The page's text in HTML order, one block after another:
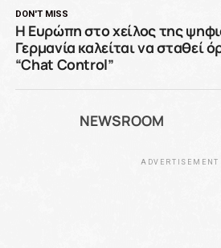
DON'T MISS
Η Ευρώπη στο χείλος της
Γερμανία καλείται να σταθεί
“Chat Control”
NEWSROOM
ADVERTISEMENT